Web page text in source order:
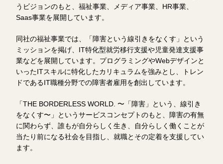
うビジョンのもと、福祉事業、メディア事業、HR事業、
Saas事業を展開しています。
同社の福祉事業では、「障害という線引きをなくす」という
ミッションを掲げ、IT特化型就労移行支援や児童発達支援事
業などを展開しています。プログラミングやWebデザインと
いったITスキルに特化したカリキュラムを強みとし、トレン
ドであるIT職種分野での障害者雇用を創出しています。
「THE BORDERLESS WORLD. 〜「障害」という、線引き
をなくす〜」というサービスコンセプトのもと、障害の有無
に関わらず、誰もが自分らしく生き、自分らしく働くことが
当たり前になる社会を目指し、就職とその定着を支援してい
ます。